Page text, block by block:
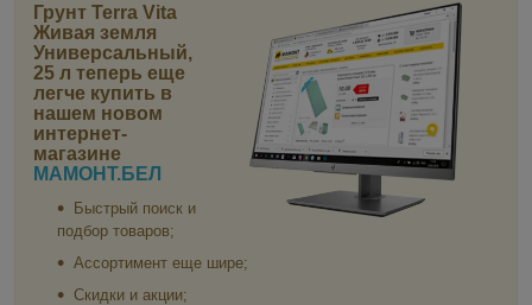
Грунт Terra Vita
Живая земля
Универсальный,
25 л теперь еще
легче купить в
нашем новом
интернет-
магазине
МАМОНТ.БЕЛ
Быстрый поиск и
подбор товаров;
Ассортимент еще шире;
Скидки и акции;